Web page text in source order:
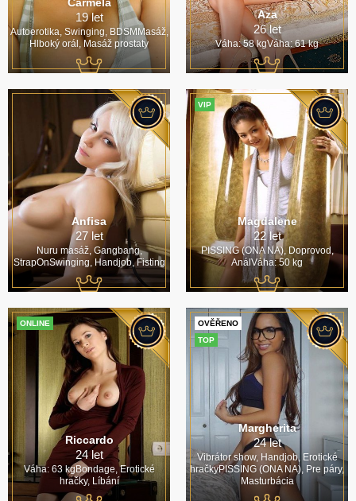
19 let
Autoerotika, Swinging, BDSMMasáž,
Hlboký orál, Masáž prostaty
Aza
26 let
Váha: 58 kgVáha: 61 kg
Anfisa
27 let
Nuru masáž, Gangbang,
StrapOnSwinging, Handjob, Fisting
VIP
Magdalene
22 let
PISSING (ONA NA), Doprovod,
AnálVáha: 50 kg
ONLINE
Riccardo
24 let
Váha: 63 kgBondage, Erotické
hračky, Líbání
TOP
OVĚŘENO
Margherita
24 let
Vibrátor show, Handjob, Erotické
hračkyPISSING (ONA NA), Pre páry,
Masturbácia